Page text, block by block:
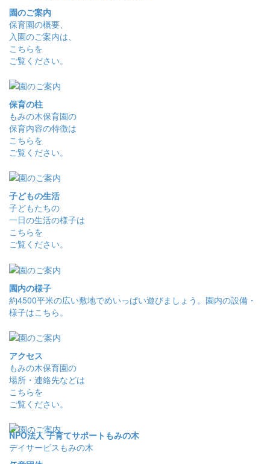
園のご案内
保育園の概要、
入園のご案内は、
こちらを
ご覧ください。
保育の柱
もみの木保育園の
保育内容の特徴は
こちらを
ご覧ください。
子どもの生活
子どもたちの
一日の生活の様子は
こちらを
ご覧ください。
園内の様子
約4500平米の広い敷地でめいっぱい遊びましょう。園内の設備・
様子はこちら。
アクセス
もみの木保育園の
場所・連絡先などは
こちらを
ご覧ください。
NPO法人 子育てサポートもみの木
デイサービスもみの木